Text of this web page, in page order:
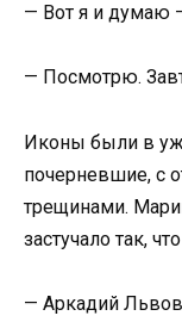
— Вот я и думаю
— Посмотрю.
Иконы были в
почерневшие, с
трещинами.
застучало так,
— Аркадий